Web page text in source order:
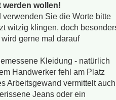
werden wollen!
Sie die Worte bitte
witzig klingen, doch
gerne mal darauf
Kleidung - natürlich
Handwerker fehl am Platz
Arbeitsgewand vermittelt auch
Jeans oder ein